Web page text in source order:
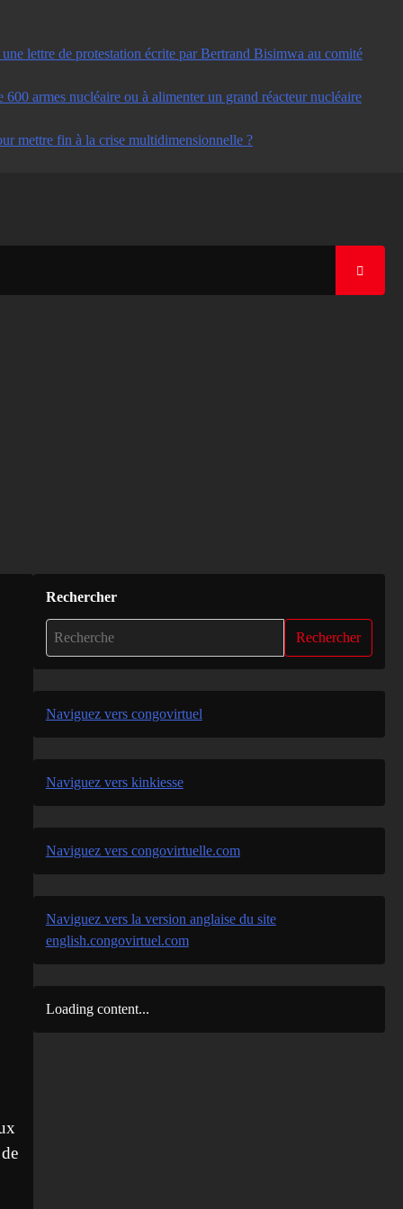
lettre de protestation écrite par Bertrand Bisimwa au comité
armes nucléaire ou à alimenter un grand réacteur nucléaire
mettre fin à la crise multidimensionnelle ?
Rechercher
Rechercher
Naviguez vers congovirtuel
Naviguez vers kinkiesse
Naviguez vers congovirtuelle.com
Naviguez vers la version anglaise du site
english.congovirtuel.com
Loading content...